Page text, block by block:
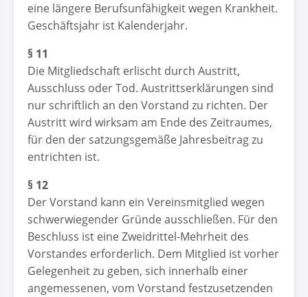
eine längere Berufsunfähigkeit wegen Krankheit.
Geschäftsjahr ist Kalenderjahr.
§ 11
Die Mitgliedschaft erlischt durch Austritt,
Ausschluss oder Tod. Austrittserklärungen sind
nur schriftlich an den Vorstand zu richten. Der
Austritt wird wirksam am Ende des Zeitraumes,
für den der satzungsgemäße Jahresbeitrag zu
entrichten ist.
§ 12
Der Vorstand kann ein Vereinsmitglied wegen
schwerwiegender Gründe ausschließen. Für den
Beschluss ist eine Zweidrittel-Mehrheit des
Vorstandes erforderlich. Dem Mitglied ist vorher
Gelegenheit zu geben, sich innerhalb einer
angemessenen, vom Vorstand festzusetzenden